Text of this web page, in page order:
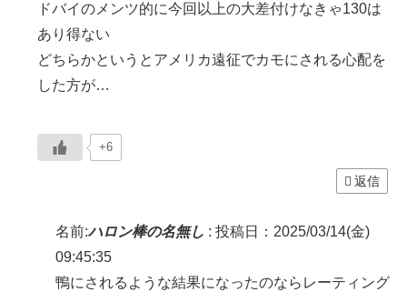
ドバイのメンツ的に今回以上の大差付けなきゃ130は
あり得ない
どちらかというとアメリカ遠征でカモにされる心配を
した方が…
+6
返信
名前:ハロン棒の名無し : 投稿日：2025/03/14(金)
09:45:35
鴨にされるような結果になったのならレーティング